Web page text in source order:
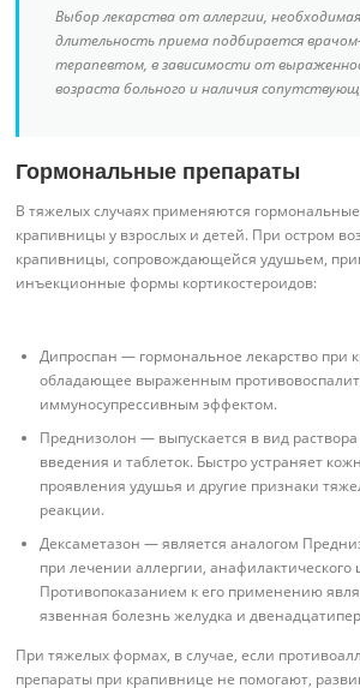
Выбор лекарства от аллергии,
длительность приема подбирается
терапевтом, в зависимости от
возраста больного и наличия
Гормональные препараты
В тяжелых случаях применяются гормональные
крапивницы у взрослых и детей. При остром
крапивницы, сопровождающейся удушьем,
инъекционные формы кортикостероидов:
Дипроспан — гормональное лекарство при
обладающее выраженным
иммуносупрессивным эффектом.
Преднизолон — выпускается в вид
введения и таблеток. Быстро устраняет
проявления удушья и другие признаки
реакции.
Дексаметазон — является аналогом
при лечении аллергии, анафилактического
Противопоказанием к его применению
язвенная болезнь желудка и
При тяжелых формах, в случае, если
препараты при крапивнице не помогают,